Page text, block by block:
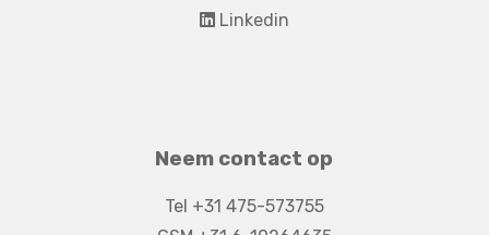
Linkedin
Neem contact op
Tel +31 475-573755